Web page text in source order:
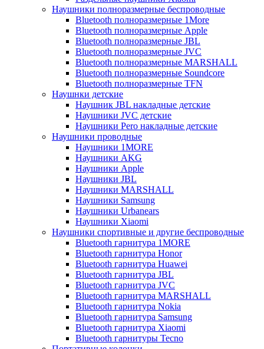
Наушники полноразмерные беспроводные
Bluetooth полноразмерные 1More
Bluetooth полноразмерные Apple
Bluetooth полноразмерные JBL
Bluetooth полноразмерные JVC
Bluetooth полноразмерные MARSHALL
Bluetooth полноразмерные Soundcore
Bluetooth полноразмерные TFN
Наушнки детские
Наушник JBL накладные детские
Наушники JVC детские
Наушники Pero накладные детские
Наушники проводные
Наушники 1MORE
Наушники AKG
Наушники Apple
Наушники JBL
Наушники MARSHALL
Наушники Samsung
Наушники Urbanears
Наушники Xiaomi
Наушники спортивные и другие беспроводные
Bluetooth гарнитура 1MORE
Bluetooth гарнитура Honor
Bluetooth гарнитура Huawei
Bluetooth гарнитура JBL
Bluetooth гарнитура JVC
Bluetooth гарнитура MARSHALL
Bluetooth гарнитура Nokia
Bluetooth гарнитура Samsung
Bluetooth гарнитура Xiaomi
Bluetooth гарнитуры Tecno